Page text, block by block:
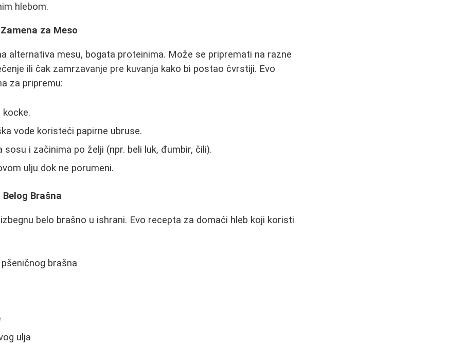
hlebom.
za Meso
alternativa mesu, bogata proteinima. Može se pripremati na razne
ili čak zamrzavanje pre kuvanja kako bi postao čvrstiji. Evo
za pripremu:
vode koristeći papirne ubruse.
sosu i začinima po želji (npr. beli luk, đumbir, čili).
ulju dok ne porumeni.
Brašna
belo brašno u ishrani. Evo recepta za domaći hleb koji koristi
brašna
ulja